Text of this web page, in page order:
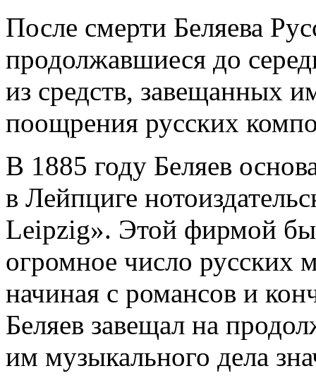
После смерти Беляева
продолжавшиеся до
из средств, завещанных
поощрения русских
В 1885 году Беляев
в Лейпциге
Leipzig». Этой фирмой
огромное число русских
начиная с романсов и
Беляев завещал на
им музыкального дела